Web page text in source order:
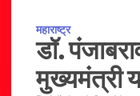
महाराष्ट्र
डॉ.
मुख्यमंत्री